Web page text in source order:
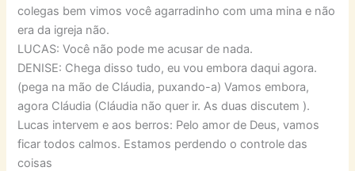
colegas bem vimos você agarradinho com uma mina e não
era da igreja não.
LUCAS: Você não pode me acusar de nada.
DENISE: Chega disso tudo, eu vou embora daqui agora.
(pega na mão de Cláudia, puxando-a) Vamos embora,
agora Cláudia (Cláudia não quer ir. As duas discutem ).
Lucas intervem e aos berros: Pelo amor de Deus, vamos
ficar todos calmos. Estamos perdendo o controle das
coisas